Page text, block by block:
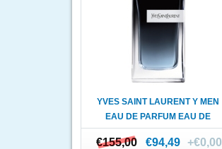
YVES SAINT LAURENT Y MEN
EAU DE PARFUM EAU DE
PARF..
€155,00
€155,00 €94,49 +€0,00